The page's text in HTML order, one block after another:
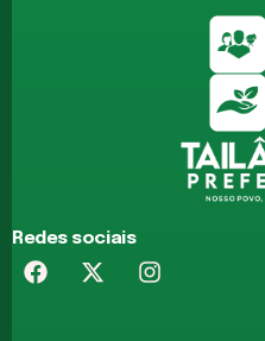
Redes sociais